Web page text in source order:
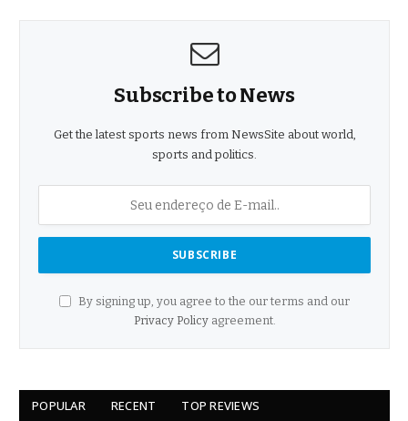
Subscribe to News
Get the latest sports news from NewsSite about world,
sports and politics.
By signing up, you agree to the our terms and our
Privacy Policyagreement.
POPULAR RECENT TOP REVIEWS